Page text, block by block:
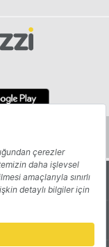
Yazarlar
Reklam